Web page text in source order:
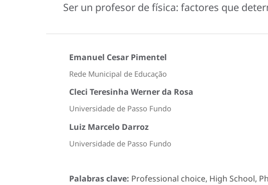
Ser un profesor de física: factores que
Emanuel Cesar Pimentel
Rede Municipal de Educação
Cleci Teresinha Werner da Rosa
Universidade de Passo Fundo
Luiz Marcelo Darroz
Universidade de Passo Fundo
Palabras clave: Professional choice, High School,